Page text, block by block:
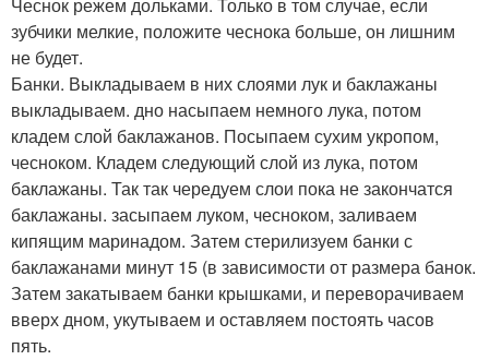
Чеснок режем дольками. Только в том случае, если
зубчики мелкие, положите чеснока больше, он лишним
не будет.
Банки. Выкладываем в них слоями лук и баклажаны
выкладываем. дно насыпаем немного лука, потом
кладем слой баклажанов. Посыпаем сухим укропом,
чесноком. Кладем следующий слой из лука, потом
баклажаны. Так так чередуем слои пока не закончатся
баклажаны. засыпаем луком, чесноком, заливаем
кипящим маринадом. Затем стерилизуем банки с
баклажанами минут 15 (в зависимости от размера банок.
Затем закатываем банки крышками, и переворачиваем
вверх дном, укутываем и оставляем постоять часов
пять.